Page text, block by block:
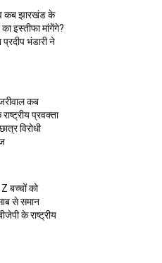
कब झारखंड के
इस्तीफा मांगेंगे?
प्रदीप भंडारी ने
कब
प्रवक्ता
विरोधी
बच्चों को
से समान
के राष्ट्रीय